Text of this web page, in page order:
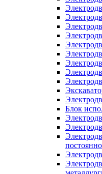
Блок